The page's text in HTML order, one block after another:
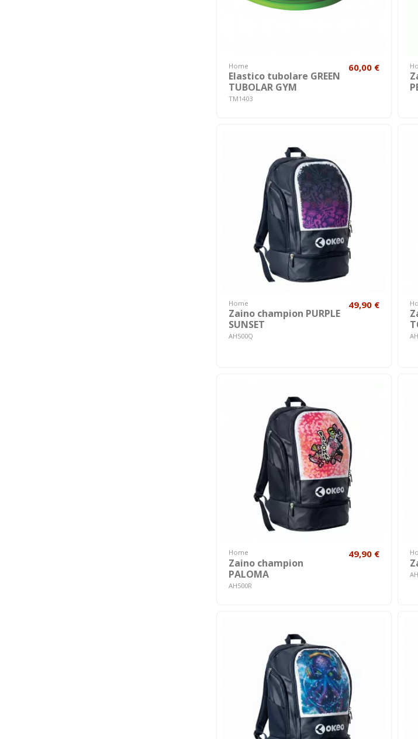
Home
Elastico tubolare GREEN
TUBOLAR GYM
TM1403
60,00 €
Home
Zaino champion PURPLE
SUNSET
AH500Q
49,90 €
Home
Zaino champion
PALOMA
AH500R
49,90 €